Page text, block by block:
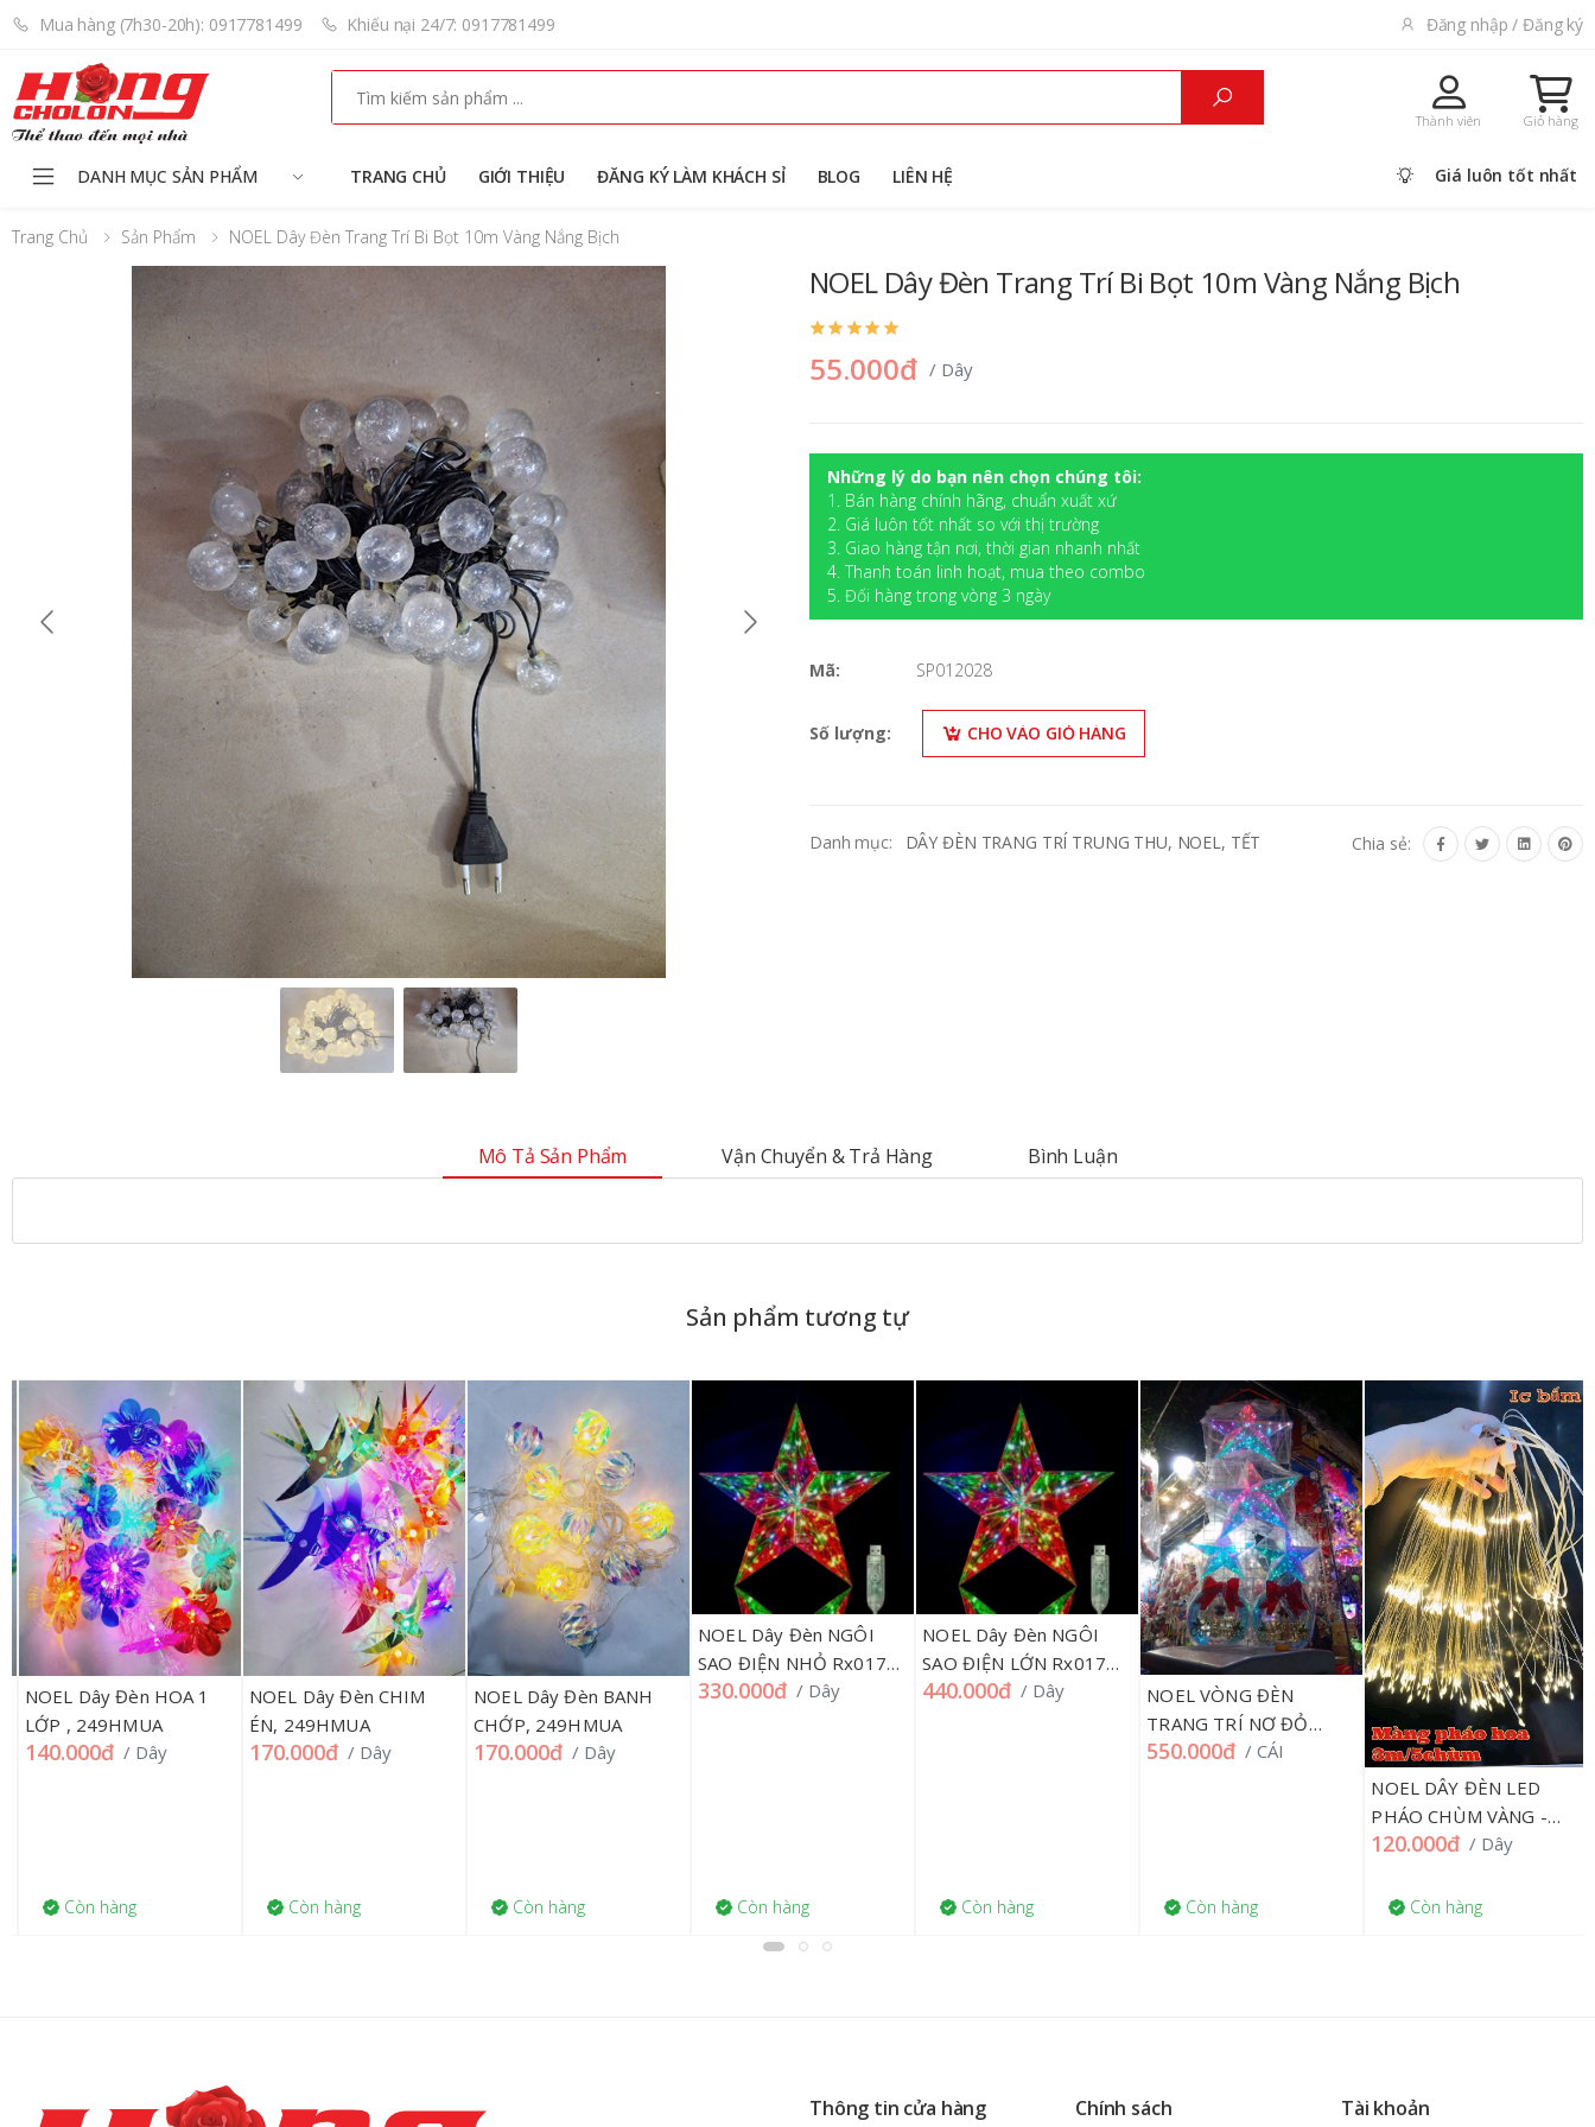
Mua hàng (7h30-20h): 0917781499 Khiếu nại 24/7: 0917781499 Đăng nhập / Đăng ký
Search
Thành viên Giỏ hàng
DANH MỤC SẢN PHẨM TRANG CHỦ GIỚI THIỆU ĐĂNG KÝ LÀM KHÁCH SỈ BLOG LIÊN HỆ Giá luôn tốt nhất
Trang Chủ Sản Phẩm NOEL Dây Đèn Trang Trí Bi Bọt 10m Vàng Nắng Bịch
NOEL Dây Đèn Trang Trí Bi Bọt 10m Vàng Nắng Bịch
55.000đ / Dây
Những lý do bạn nên chọn chúng tôi:
1. Bán hàng chính hãng, chuẩn xuất xứ
2. Giá luôn tốt nhất so với thị trường
3. Giao hàng tận nơi, thời gian nhanh nhất
4. Thanh toán linh hoạt, mua theo combo
5. Đối hàng trong vòng 3 ngày
Mã: SP012028
Số lượng: CHO VÀO GIỎ HÀNG
Danh mục: DÂY ĐÈN TRANG TRÍ TRUNG THU, NOEL, TẾT Chia sẻ:
Mô Tả Sản Phẩm Vận Chuyển & Trả Hàng Bình Luận
Sản phẩm tương tự
NOEL Dây Đèn HOA 1
LỚP , 249HMUA
140.000đ / Dây
Còn hàng
NOEL Dây Đèn CHIM
ÉN, 249HMUA
170.000đ / Dây
Còn hàng
NOEL Dây Đèn BANH
CHỚP, 249HMUA
170.000đ / Dây
Còn hàng
NOEL Dây Đèn NGÔI
SAO ĐIỆN NHỎ Rx017
36CM, 198HMUA
330.000đ / Dây
Còn hàng
NOEL Dây Đèn NGÔI
SAO ĐIỆN LỚN Rx017
60CM, 198HMUA
440.000đ / Dây
Còn hàng
NOEL VÒNG ĐÈN
TRANG TRÍ NƠ ĐỎ
SP017671, 198HMUA
550.000đ / CÁI
Còn hàng
NOEL DÂY ĐÈN LED
PHÁO CHÙM VÀNG -
TRANG TRÍ, 268HMUA
120.000đ / Dây
Còn hàng
Thông tin cửa hàng Chính sách Tài khoản